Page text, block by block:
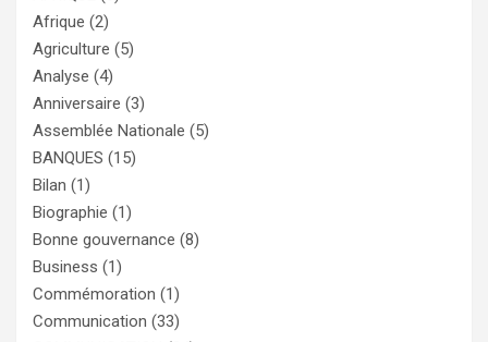
Afrique (2)
Agriculture (5)
Analyse (4)
Anniversaire (3)
Assemblée Nationale (5)
BANQUES (15)
Bilan (1)
Biographie (1)
Bonne gouvernance (8)
Business (1)
Commémoration (1)
Communication (33)